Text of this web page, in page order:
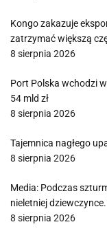
Kongo zakazuje
zatrzymać większą
8 sierpnia 2026
Port Polska wchodzi
54 mld zł
8 sierpnia 2026
Tajemnica nagłego
8 sierpnia 2026
Media: Podczas
nieletniej
8 sierpnia 2026